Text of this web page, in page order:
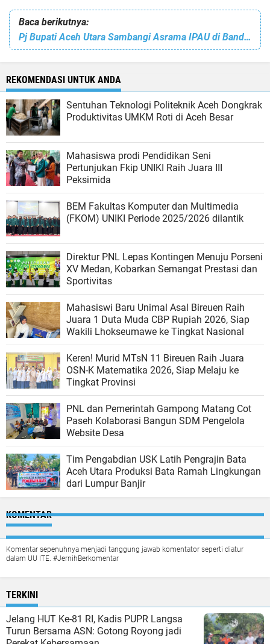
Baca berikutnya:
Pj Bupati Aceh Utara Sambangi Asrama IPAU di Banda Aceh
REKOMENDASI UNTUK ANDA
Sentuhan Teknologi Politeknik Aceh Dongkrak
Produktivitas UMKM Roti di Aceh Besar
Mahasiswa prodi Pendidikan Seni
Pertunjukan Fkip UNIKI Raih Juara III
Peksimida
BEM Fakultas Komputer dan Multimedia
(FKOM) UNIKI Periode 2025/2026 dilantik
Direktur PNL Lepas Kontingen Menuju Porseni
XV Medan, Kobarkan Semangat Prestasi dan
Sportivitas
Mahasiswi Baru Unimal Asal Bireuen Raih
Juara 1 Duta Muda CBP Rupiah 2026, Siap
Wakili Lhokseumawe ke Tingkat Nasional
Keren! Murid MTsN 11 Bireuen Raih Juara
OSN-K Matematika 2026, Siap Melaju ke
Tingkat Provinsi
PNL dan Pemerintah Gampong Matang Cot
Paseh Kolaborasi Bangun SDM Pengelola
Website Desa
Tim Pengabdian USK Latih Pengrajin Bata
Aceh Utara Produksi Bata Ramah Lingkungan
dari Lumpur Banjir
KOMENTAR
Komentar sepenuhnya menjadi tanggung jawab komentator seperti diatur
dalam UU ITE. #JernihBerkomentar
TERKINI
Jelang HUT Ke-81 RI, Kadis PUPR Langsa
Turun Bersama ASN: Gotong Royong jadi